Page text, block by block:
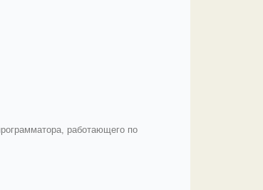
работающего по